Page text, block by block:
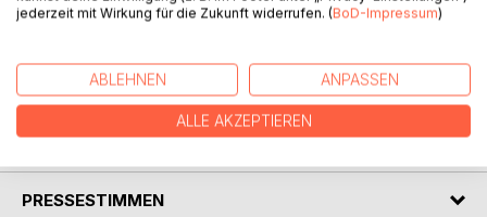
durch noch mehr farbige Fotos, die alle von uns auf
bisherige Auflage.
AUTOR/IN
PRESSESTIMMEN
jederzeit mit Wirkung für die Zukunft widerrufen. (BoD-Impressum)
ABLEHNEN ANPASSEN
ALLE AKZEPTIEREN